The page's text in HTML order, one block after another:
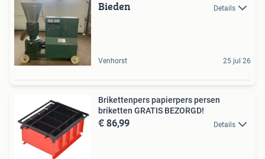
Bieden Details
Venhorst 25 jul 26
Brikettenpers papierpers persen
briketten GRATIS BEZORGD!
€ 86,99 Details